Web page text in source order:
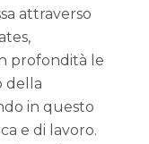
attraverso
profondità le
della
in questo
e di lavoro.